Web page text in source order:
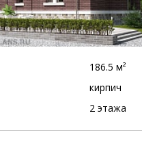
186.5 м²
кирпич
2 этажа